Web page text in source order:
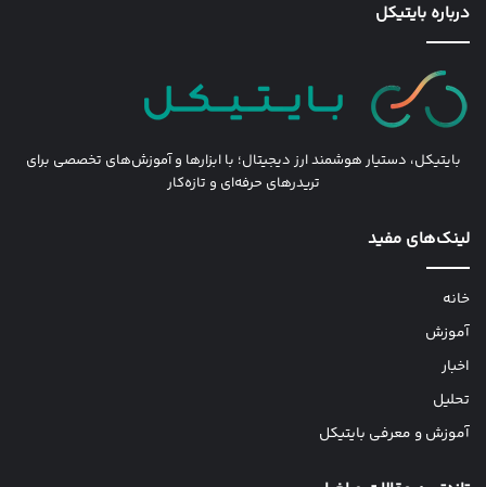
درباره بایتیکل
بایتیکل، دستیار هوشمند ارز دیجیتال؛ با ابزارها و آموزش‌های تخصصی برای
تریدرهای حرفه‌ای و تازه‌کار
لینک‌های مفید
خانه
آموزش
اخبار
تحلیل
آموزش و معرفی بایتیکل